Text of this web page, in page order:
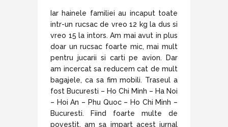
Iar hainele familiei au incaput toate
intr-un rucsac de vreo 12 kg la dus si
vreo 15 la intors. Am mai avut in plus
doar un rucsac foarte mic, mai mult
pentru jucarii si carti pe avion. Dar
am incercat sa reducem cat de mult
bagajele, ca sa fim mobili. Traseul a
fost Bucuresti – Ho Chi Minh – Ha Noi
– Hoi An – Phu Quoc – Ho Chi Minh –
Bucuresti. Fiind foarte multe de
povestit, am sa impart acest jurnal